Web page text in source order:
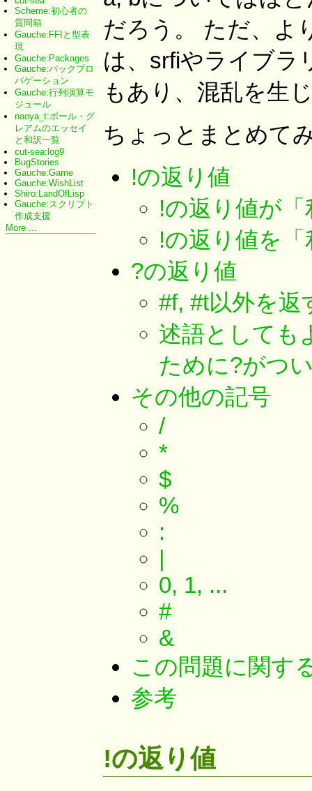
だろう。 ただ、よ
は、srfiやライブラ
もあり、混乱を生
ちょっとまとめて
!の返り値
!の返り値が
!の返り値を
?の返り値
#f, #t以外を返
述語としても
ために?がつ
その他の記号
/
*
$
%
:
|
0, 1, ...
#
&
この問題に関す
参考
!の返り値
Scheme:初心者の
質問箱
Gauche:FFIと型表
現
Gauche:Packages
Gauche:バックプロ
パゲーション
Gauche:行列演算モ
ジュール
naoya_t:ポール・グ
レアムのエッセイ
と和訳一覧
cut-sea:log9
BugStories
Gauche:Game
Gauche:WishList
Shiro:LandOfLisp
Gauche:スクリプト
作成支援
More ...